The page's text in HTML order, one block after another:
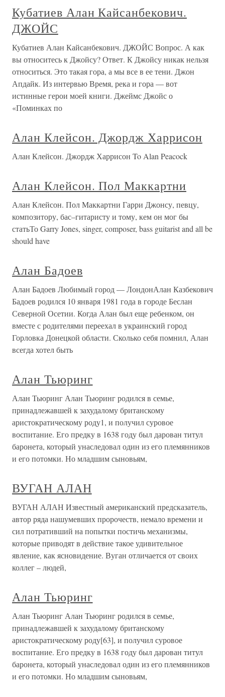
Кубатиев Алан Кайсанбекович.
ДЖОЙС
Кубатиев Алан Кайсанбекович. ДЖОЙС Вопрос. А как
вы относитесь к Джойсу? Ответ. К Джойсу никак нельзя
относиться. Это такая гора, а мы все в ее тени. Джон
Апдайк. Из интервью Время, река и гора — вот
истинные герои моей книги. Джеймс Джойс о
«Поминках по
Алан Клейсон. Джордж Харрисон
Алан Клейсон. Джордж Харрисон To Alan Peacock
Алан Клейсон. Пол Маккартни
Алан Клейсон. Пол Маккартни Гарри Джонсу, певцу,
композитору, бас–гитаристу и тому, кем он мог бы
статьТо Garry Jones, singer, composer, bass guitarist and all be
should have
Алан Бадоев
Алан Бадоев Любимый город — ЛондонАлан Казбекович
Бадоев родился 10 января 1981 года в городе Беслан
Северной Осетии. Когда Алан был еще ребенком, он
вместе с родителями переехал в украинский город
Горловка Донецкой области. Сколько себя помнил, Алан
всегда хотел быть
Алан Тьюринг
Алан Тьюринг Алан Тьюринг родился в семье,
принадлежавшей к захудалому британскому
аристократическому роду1, и получил суровое
воспитание. Его предку в 1638 году был дарован титул
баронета, который унаследовал один из его племянников
и его потомки. Но младшим сыновьям,
ВУГАН АЛАН
ВУГАН АЛАН Известный американский предсказатель,
автор ряда нашумевших пророчеств, немало времени и
сил потративший на попытки постичь механизмы,
которые приводят в действие такое удивительное
явление, как ясновидение. Вуган отличается от своих
коллег – людей,
Алан Тьюринг
Алан Тьюринг Алан Тьюринг родился в семье,
принадлежавшей к захудалому британскому
аристократическому роду[63], и получил суровое
воспитание. Его предку в 1638 году был дарован титул
баронета, который унаследовал один из его племянников
и его потомки. Но младшим сыновьям,